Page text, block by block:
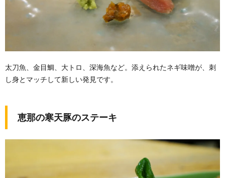
太刀魚、金目鯛、大トロ、深海魚など。添えられたネギ味噌が、刺
し身とマッチして新しい発見です。
恵那の寒天豚のステーキ